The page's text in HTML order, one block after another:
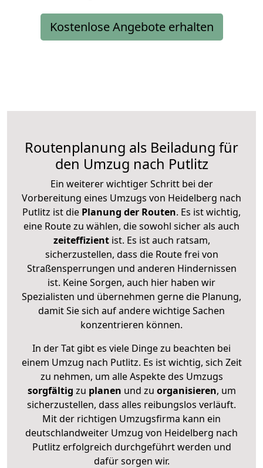
Kostenlose Angebote erhalten
Routenplanung als Beiladung für
den Umzug nach Putlitz
Ein weiterer wichtiger Schritt bei der
Vorbereitung eines Umzugs von Heidelberg nach
Putlitz ist die Planung der Routen. Es ist wichtig,
eine Route zu wählen, die sowohl sicher als auch
zeiteffizientist. Es ist auch ratsam,
sicherzustellen, dass die Route frei von
Straßensperrungen und anderen Hindernissen
ist. Keine Sorgen, auch hier haben wir
Spezialisten und übernehmen gerne die Planung,
damit Sie sich auf andere wichtige Sachen
konzentrieren können.
In der Tat gibt es viele Dinge zu beachten bei
einem Umzug nach Putlitz. Es ist wichtig, sich Zeit
zu nehmen, um alle Aspekte des Umzugs
sorgfältig zu planen und zu organisieren, um
sicherzustellen, dass alles reibungslos verläuft.
Mit der richtigen Umzugsfirma kann ein
deutschlandweiter Umzug von Heidelberg nach
Putlitz erfolgreich durchgeführt werden und
dafür sorgen wir.